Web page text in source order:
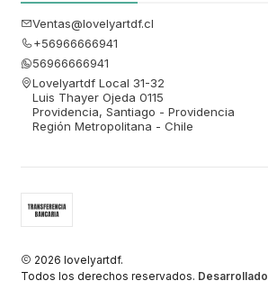
Ventas@lovelyartdf.cl
+56966666941
56966666941
Lovelyartdf Local 31-32
Luis Thayer Ojeda 0115
Providencia, Santiago - Providencia
Región Metropolitana - Chile
2026 lovelyartdf.
Todos los derechos reservados.